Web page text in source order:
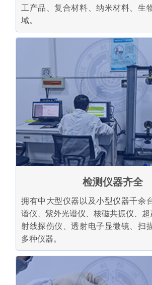
工产品、复合材料、纳米材料、生
域。
检测仪器齐全
拥有中大型仪器以及小型仪器千余
谱仪、紫外光谱仪、核磁共振仪、
射线探伤仪、透射电子显微镜、扫
多种仪器。